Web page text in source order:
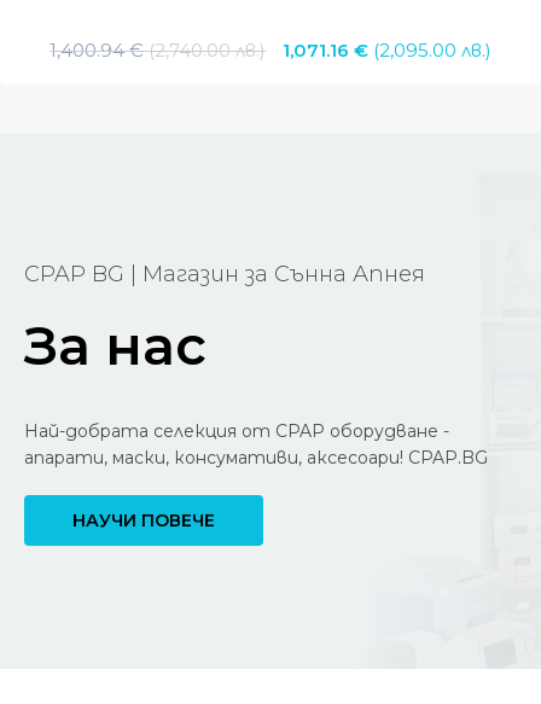
1,400.94€ (2,740.00 лв.)
Original
1,071.16 € (2,095.00 лв.)
CPAP BG | Магазин за Сънна Апнея
За нас
Най-добрата селекция от CPAP оборудване -
апарати, маски, консумативи, аксесоари! CPAP.BG
НАУЧИ ПОВЕЧЕ